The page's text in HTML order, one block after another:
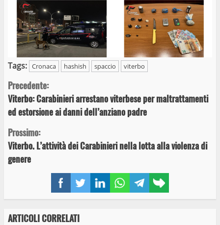
FacebookTwitterLinkedInWhatsAppTelegram
link
Tags: Cronaca hashish spaccio viterbo
Continue
Reading
Precedente:
Viterbo: Carabinieri arrestano viterbese per maltrattamenti
ed estorsione ai danni dell’anziano padre
Prossimo:
Viterbo. L’attività dei Carabinieri nella lotta alla violenza di
genere
ARTICOLI CORRELATI